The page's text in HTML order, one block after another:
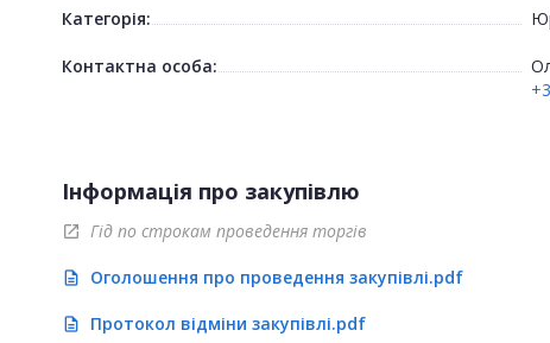
Категорія:
Контактна особа:
Інформація про закупівлю
open_in_new Гід по строкам проведення торгів
description Оголошення про проведення закупівлі.pdf
description Протокол відміни закупівлі.pdf